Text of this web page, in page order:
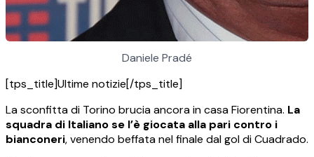
Daniele Pradé
[tps_title]Ultime notizie[/tps_title]
La sconfitta di Torino brucia ancora in casa Fiorentina. La
squadra di Italiano se l’è giocata alla pari contro i
bianconeri, venendo beffata nel finale dal gol di Cuadrado.